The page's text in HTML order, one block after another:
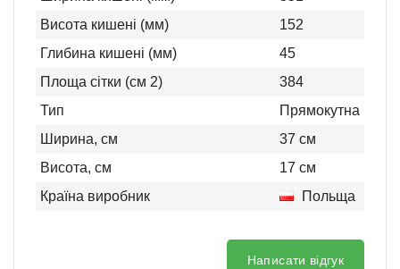
Висота кишені (мм)
152
Глибина кишені (мм)
45
Площа сітки (см 2)
384
Тип
Прямокутна
Ширина, см
37 см
Висота, см
17 см
Країна виробник
Польща
Написати відгук